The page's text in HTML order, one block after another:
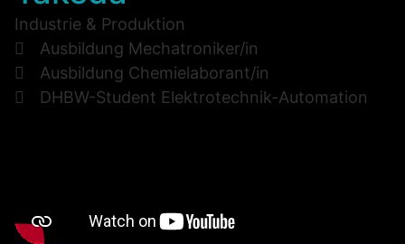
Industrie & Produktion
Ausbildung Mechatroniker/in
Ausbildung Chemielaborant/in
DHBW-Student Elektrotechnik-Automation